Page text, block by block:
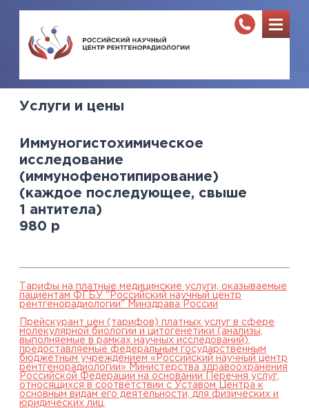
Услуги и цены
Иммуногистохимическое
исследование
(иммунофенотипирование)
(каждое последующее, свыше
1 антитела)
980 р
Тарифы на платные медицинские услуги, оказываемые
пациентам ФГБУ "Российский научный центр
рентгенорадиологии" Минздрава России
Прейскурант цен (тарифов) платных услуг в сфере
молекулярной биологии и цитогенетики (анализы,
выполняемые в рамках научных исследований),
предоставляемые федеральным государственным
бюджетным учреждением «Российский научный центр
рентгенорадиологии» Министерства здравоохранения
Российской Федерации на основании Перечня услуг,
относящихся в соответствии с Уставом Центра к
основным видам его деятельности, для физических и
юридических лиц.